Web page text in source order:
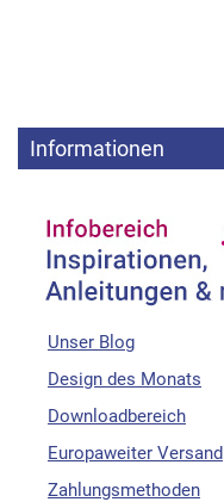
Informationen
Unser Blog
Design des Monats
Downloadbereich
Europaweiter Versand
Zahlungsmethoden